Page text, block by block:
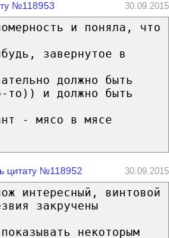
№118953 30.09.2015
и поняла, что
завернутое в
должно быть
то)) и должно быть
- мясо в мясе
цитату №118952 30.09.2015
интересный, винтовой
закручены
некоторым